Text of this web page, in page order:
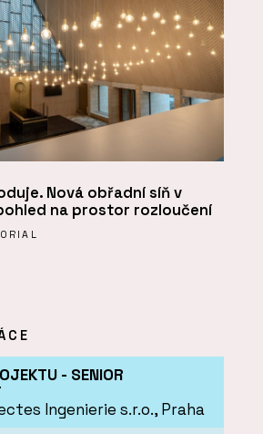
Nová obřadní síň v
na prostor rozloučení
- SENIOR
Ingenierie s.r.o., Praha